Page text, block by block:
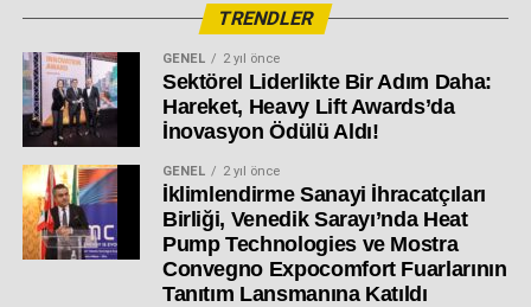
TRENDLER
GENEL 2 yıl önce
Sektörel Liderlikte Bir Adım Daha:
Hareket, Heavy Lift Awards’da
İnovasyon Ödülü Aldı!
GENEL 2 yıl önce
İklimlendirme Sanayi İhracatçıları
Birliği, Venedik Sarayı’nda Heat
Pump Technologies ve Mostra
Convegno Expocomfort Fuarlarının
Tanıtım Lansmanına Katıldı